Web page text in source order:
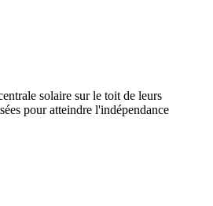
solaire sur le toit de leurs
pour atteindre l'indépendance